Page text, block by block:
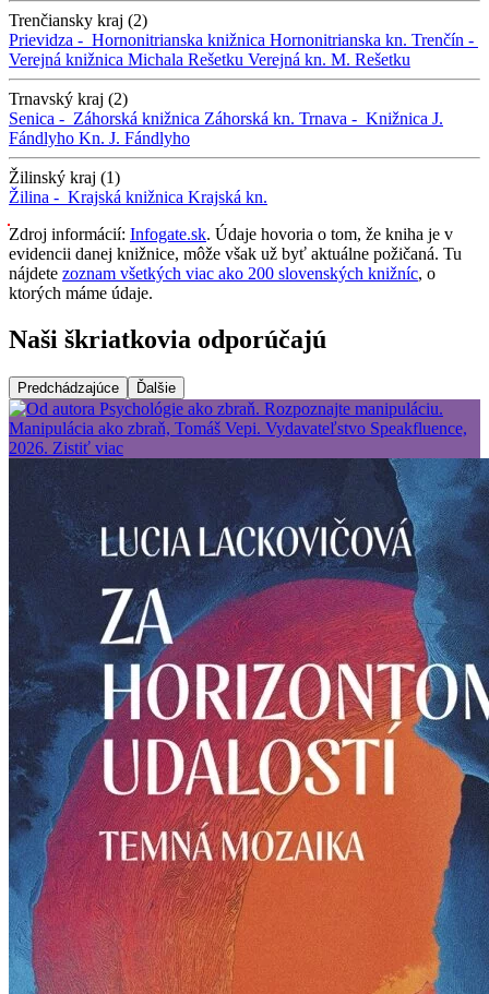
Trenčiansky kraj (2)
Prievidza - Hornonitrianska knižnica Hornonitrianska kn. Trenčín -
Verejná knižnica Michala Rešetku Verejná kn. M. Rešetku
Trnavský kraj (2)
Senica - Záhorská knižnica Záhorská kn. Trnava - Knižnica J.
Fándlyho Kn. J. Fándlyho
Žilinský kraj (1)
Žilina - Krajská knižnica Krajská kn.
Zdroj informácií: Infogate.sk. Údaje hovoria o tom, že kniha je v
evidencii danej knižnice, môže však už byť aktuálne požičaná. Tu
nájdete zoznam všetkých viac ako 200 slovenských knižníc, o
ktorých máme údaje.
Naši škriatkovia odporúčajú
Predchádzajúce Ďalšie